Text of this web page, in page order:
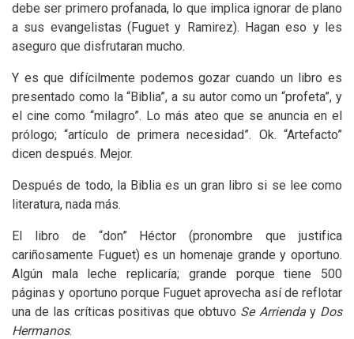
debe ser primero profanada, lo que implica ignorar de plano
a sus evangelistas (Fuguet y Ramirez). Hagan eso y les
aseguro que disfrutaran mucho.
Y es que difícilmente podemos gozar cuando un libro es
presentado como la “Biblia”, a su autor como un “profeta”, y
el cine como “milagro”. Lo más ateo que se anuncia en el
prólogo; “artículo de primera necesidad”. Ok. “Artefacto”
dicen después. Mejor.
Después de todo, la Biblia es un gran libro si se lee como
literatura, nada más.
El libro de “don” Héctor (pronombre que justifica
cariñosamente Fuguet) es un homenaje grande y oportuno.
Algún mala leche replicaría; grande porque tiene 500
páginas y oportuno porque Fuguet aprovecha así de reflotar
una de las críticas positivas que obtuvo Se Arrienda y Dos
Hermanos.